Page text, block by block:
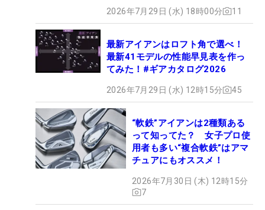
2026年7月29日 (水) 18時00分 11
最新アイアンはロフト角で選べ！
最新41モデルの性能早見表を作っ
てみた！#ギアカタログ2026
2026年7月29日 (水) 12時15分 45
“軟鉄”アイアンは2種類ある
って知ってた？ 女子プロ使
用者も多い“複合軟鉄”はアマ
チュアにもオススメ！
2026年7月30日 (木) 12時15分
7